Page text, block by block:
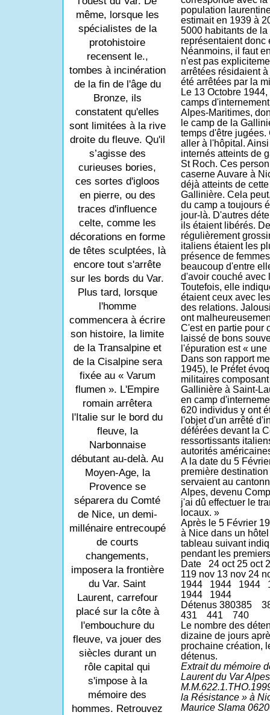
même, lorsque les
spécialistes de la
protohistoire
recensent le.,
tombes à incinération
de la fin de l'âge du
Bronze, ils
constatent qu'elles
sont limitées à la rive
droite du fleuve. Qu'il
s’agisse des
curieuses bories,
ces sortes d'igloos
en pierre, ou des
traces d'influence
celte, comme les
décorations en forme
de têtes sculptées, là
encore tout s'arrête
sur les bords du Var.
Plus tard, lorsque
l'homme
commencera à écrire
son histoire, la limite
de la Transalpine et
de la Cisalpine sera
fixée au « Varum
flumen ». L'Empire
romain arrêtera
l'Italie sur le bord du
fleuve, la
Narbonnaise
débutant au-delà. Au
Moyen-Age, la
Provence se
séparera du Comté
de Nice, un demi-
millénaire entrecoupé
de courts
changements,
imposera la frontière
du Var. Saint
Laurent, carrefour
placé sur la côte à
l'embouchure du
fleuve, va jouer des
siècles durant un
rôle capital qui
s'impose à la
mémoire des
hommes. Retrouvez
population
estimait en 1939 à
5000 habitants de
représentaient donc
Néanmoins, il faut
n'est pas
arrêtées résidaient
été arrêtées par la
Le 13 Octobre
camps
Alpes-Maritimes,
le camp de la
temps d'être
aller à l'hôpital.
internés atteints de
St Roch. Ces
caserne Auvare à
déjà atteints de
Gallinière. Cela
du camp a toujours
jour-là. D'autres
ils étaient libérés.
régulièrement
italiens étaient les
présence de
beaucoup d'entre
d'avoir couché avec
Toutefois, elle
étaient ceux avec
des relations.
ont
C'est en partie pour
laissé de bons
l'épuration est « une
Dans son rapport
1945), le Préfet
militaires
Gallinière à Saint-
en camp
620 individus y ont
l'objet d'un arrêté
déférées devant la
ressortissants
autorités
A la date du 5
première
servaient au
Alpes, devenu
j'ai dû effectuer le
locaux. »
Après le 5 Février
à Nice dans un
tableau suivant
pendant les
Date
24 oct 25 oct
119 nov 13 nov 24
1944
1944 1944
1944
1944
Détenus 380385
431
441
740
Le nombre des
dizaine de jours
prochaine création,
détenus.
Extrait du mémoire
Laurent du Var
la Résistance » à
Maurice Slama